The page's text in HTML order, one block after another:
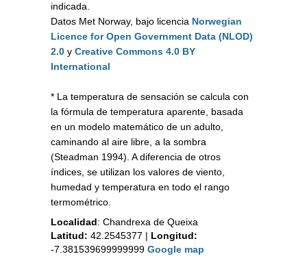
indicada.
Datos Met Norway, bajo licencia Norwegian
Licence for Open Government Data (NLOD)
2.0 y Creative Commons 4.0 BY
International
* La temperatura de sensación se calcula con
la fórmula de temperatura aparente, basada
en un modelo matemático de un adulto,
caminando al aire libre, a la sombra
(Steadman 1994). A diferencia de otros
índices, se utilizan los valores de viento,
humedad y temperatura en todo el rango
termométrico.
Localidad: Chandrexa de Queixa
Latitud: 42.2545377 | Longitud:
-7.381539699999999 Google map